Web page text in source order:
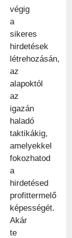
végig
a
sikeres
hirdetések
létrehozásán,
az
alapoktól
az
igazán
haladó
taktikákig,
amelyekkel
fokozhatod
a
hirdetésed
profittermelő
képességét.
Akár
te